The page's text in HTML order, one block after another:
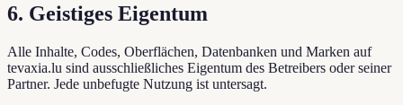
6. Geistiges Eigentum
Alle Inhalte, Codes, Oberflächen, Datenbanken und Marken auf
tevaxia.lu sind ausschließliches Eigentum des Betreibers oder seiner
Partner. Jede unbefugte Nutzung ist untersagt.